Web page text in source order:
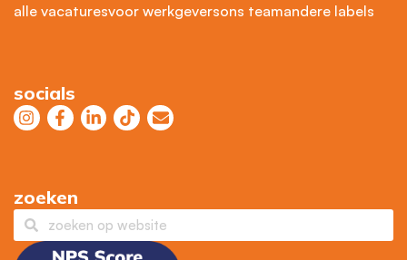
alle vacaturesvoor werkgeversons teamandere labels
socials
zoeken